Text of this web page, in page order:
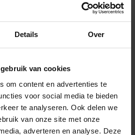
Details Over
van cookies
om content en advertenties te
voor social media te bieden
te analyseren. Ook delen we
van onze site met onze
adverteren en analyse. Deze
de SharePeople-
zeggen ‘dit willen de
serieus genomen in Den
te houden om wat onze
hebben we ‘Jouw Stem’
vragenlijst die iedere
kan invullen.